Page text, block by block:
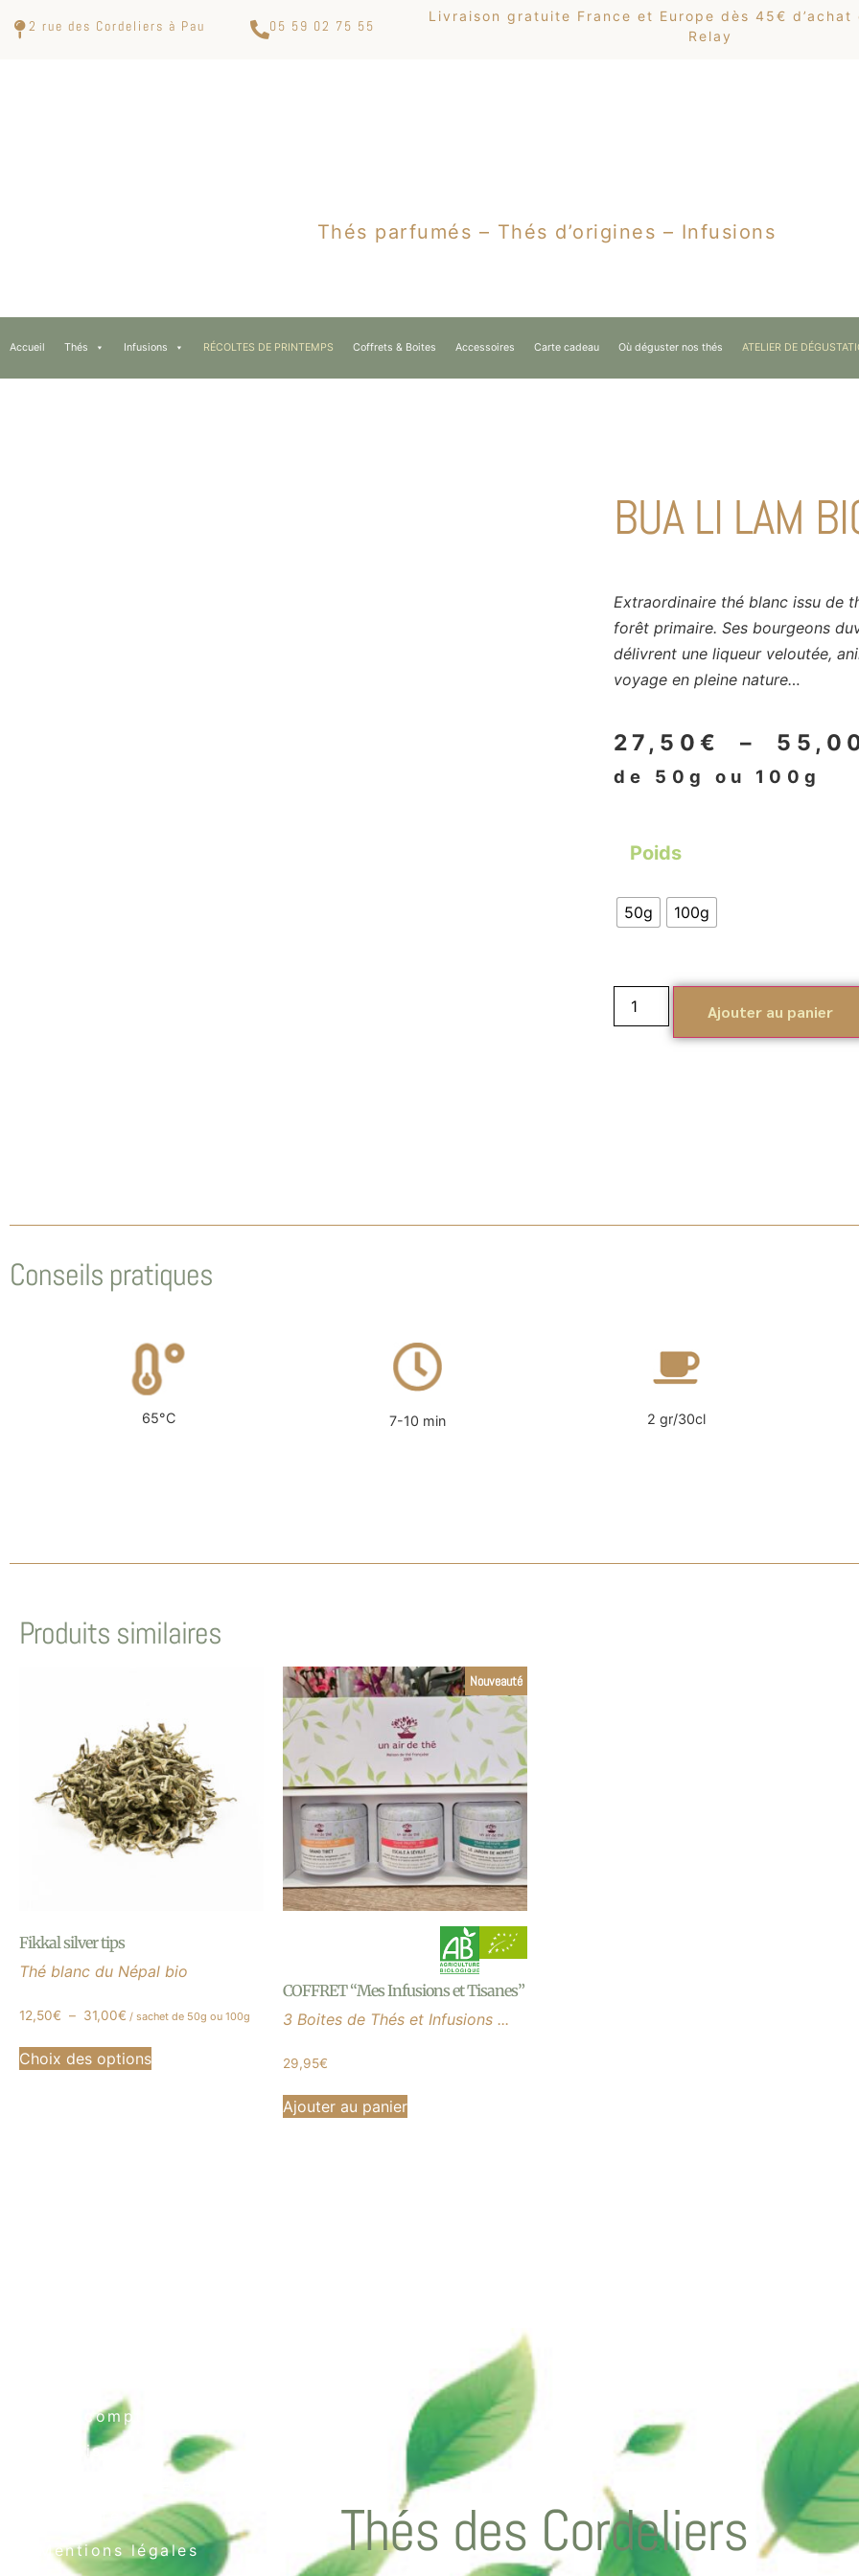
2 rue des Cordeliers à Pau 05 59 02 75 55
Livraison gratuite France et Europe dès 45€
Relay
Thés parfumés – Thés d’origines – Infusions
Accueil Thés Infusions RÉCOLTES DE PRINTEMPS Coffrets & Boites Accessoires Carte cadeau Où déguster nos thés ATELIER DE
BUA LI LAM
Extraordinaire thé blanc issu de
forêt primaire. Ses bourgeons
délivrent une liqueur veloutée,
voyage en pleine nature…
27,50 € –
de 50g ou 100g
Poids
50g 100g
Ajouter au panier
Conseils pratiques
65°C 7-10 min 2 gr/30cl
Produits similaires
Fikkal silver tips
Thé blanc du Népal bio
12,50€ – 31,00€ / sachet de 50g ou 100g
Choix des options
Nouveauté
COFFRET “Mes Infusions et Tisanes”
3 Boites de Thés et Infusions ...
29,95€
Ajouter au panier
Mon compte
Livraison
Mentions légales
Thés des Cordeliers